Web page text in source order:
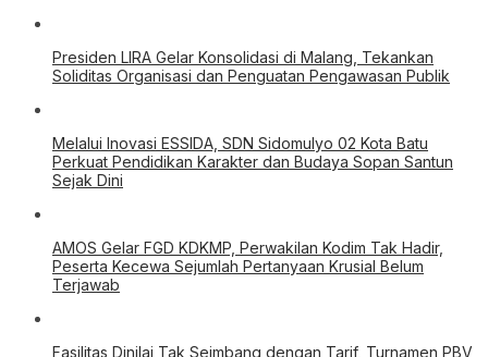
Presiden LIRA Gelar Konsolidasi di Malang, Tekankan
Soliditas Organisasi dan Penguatan Pengawasan Publik
Melalui Inovasi ESSIDA, SDN Sidomulyo 02 Kota Batu
Perkuat Pendidikan Karakter dan Budaya Sopan Santun
Sejak Dini
AMOS Gelar FGD KDKMP, Perwakilan Kodim Tak Hadir,
Peserta Kecewa Sejumlah Pertanyaan Krusial Belum
Terjawab
Fasilitas Dinilai Tak Seimbang dengan Tarif, Turnamen PBV